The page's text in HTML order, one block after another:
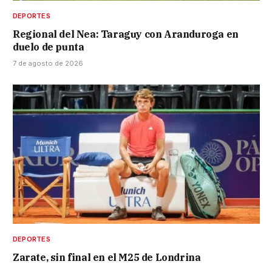
DEPORTES
Regional del Nea: Taraguy con Aranduroga en
duelo de punta
7 de agosto de 2026
DEPORTES
Zarate, sin final en el M25 de Londrina